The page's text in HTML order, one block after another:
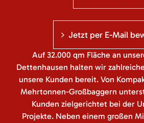
Jetzt per E-Mail
Auf 32.000 qm Fläche an
Dettenhausen halten wir
unsere Kunden bereit. Von
Mehrtonnen-Großbaggern
Kunden zielgerichtet bei der
Projekte. Neben einem großen